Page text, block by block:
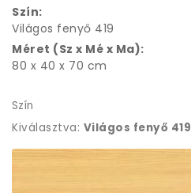
Szín:
Világos fenyő 419
Méret (Sz x Mé x Ma):
80 x 40 x 70 cm
Szín
Kiválasztva: Világos fenyő 419